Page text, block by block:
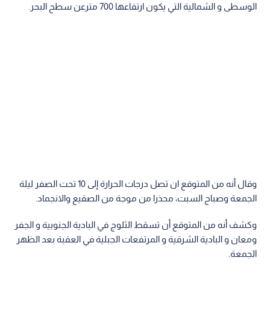
الوسطى و الشمالية التي يكون ارتفاعها 700 مترعن سطح البحر.
وقال أنه من المتوقع ان تصل درجات الحرارة إلى 10 تحت الصفر ليلة
الجمعة وصباح السبت، محذرا من موجة من الصقيع والانجماد.
وكشف أنه من المتوقع أن تسقط الثلوج في البادية الجنوبية و الجفر
ومعان و البادية الشرقية و المرتفعات الجبلية في العقبة بعد الظهر
الجمعة.